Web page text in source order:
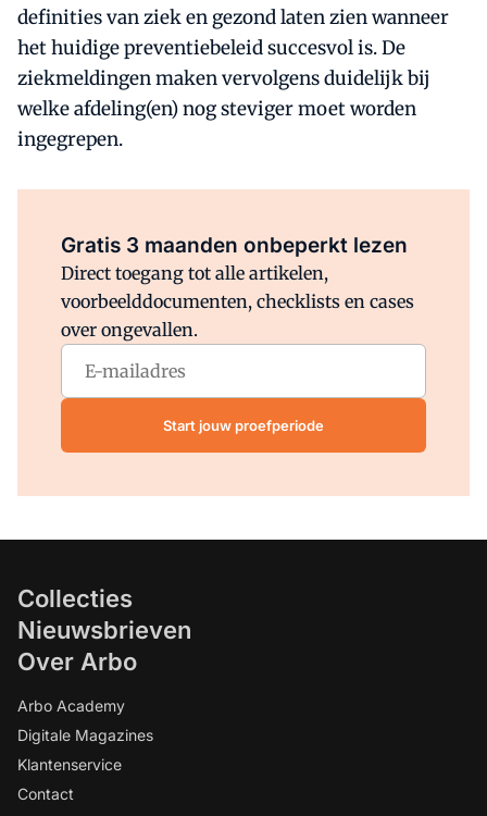
definities van ziek en gezond laten zien wanneer
het huidige preventiebeleid succesvol is. De
ziekmeldingen maken vervolgens duidelijk bij
welke afdeling(en) nog steviger moet worden
ingegrepen.
Gratis 3 maanden onbeperkt lezen
Direct toegang tot alle artikelen,
voorbeelddocumenten, checklists en cases
over ongevallen.
Start jouw proefperiode
Collecties
Nieuwsbrieven
Over Arbo
Arbo Academy
Digitale Magazines
Klantenservice
Contact